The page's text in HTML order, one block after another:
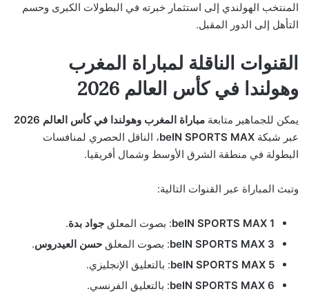
المنتخب الهولندي إلى استثمار خبرته في البطولات الكبرى وحسم
التأهل إلى الدور المقبل.
القنوات الناقلة لمباراة المغرب
وهولندا في كأس العالم 2026
يمكن للجماهير متابعة مباراة المغرب وهولندا في كأس العالم 2026
عبر شبكة beIN SPORTS MAX، الناقل الحصري لمنافسات
البطولة في منطقة الشرق الأوسط وشمال أفريقيا.
وتبث المباراة عبر القنوات التالية:
beIN SPORTS MAX 1: بصوت المعلق جواد بدة.
beIN SPORTS MAX 3: بصوت المعلق حسن العيدروس.
beIN SPORTS MAX 5: بالتعليق الإنجليزي.
beIN SPORTS MAX 6: بالتعليق الفرنسي.